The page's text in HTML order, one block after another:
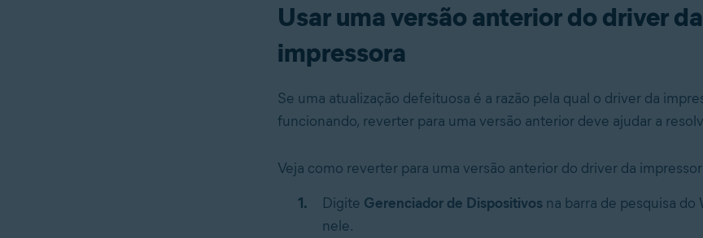
Usar uma versão anterior do driver da
impressora
Se uma atualização defeituosa é a razão pela qual o driver da
funcionando, reverter para uma versão anterior deve ajudar a
Veja como reverter para uma versão anterior do driver da
Digite Gerenciador de Dispositivosna barra de pesquisa do
nele.